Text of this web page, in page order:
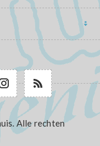
Alle rechten